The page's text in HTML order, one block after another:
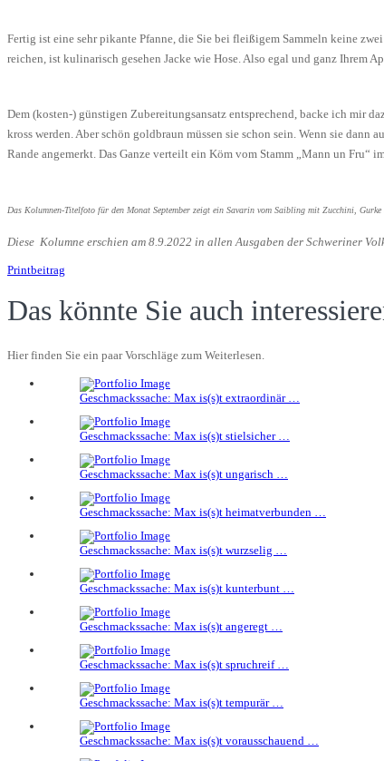
Fertig ist eine sehr pikante Pfanne, die Sie bei fleißigem Sammeln keine
reichen, ist kulinarisch gesehen Jacke wie Hose. Also egal und ganz Ihrem
Dem (kosten-) günstigen Zubereitungsansatz entsprechend, backe ich mir
kross werden. Aber schön goldbraun müssen sie schon sein. Wenn sie
Rande angemerkt. Das Ganze verteilt ein Köm vom Stamm „Mann un Fru“
Das Kolumnen-Titelfoto für den Monat September zeigt ein Savarin vom Saibling mit Zucchini,
Diese Kolumne erschien am 8.9.2022 in allen Ausgaben der Schweriner
Printbeitrag
Das könnte Sie auch
Hier finden Sie ein paar Vorschläge zum Weiterlesen.
Geschmackssache: Max is(s)t extraordinär …
Geschmackssache: Max is(s)t stielsicher …
Geschmackssache: Max is(s)t ungarisch …
Geschmackssache: Max is(s)t heimatverbunden …
Geschmackssache: Max is(s)t wurzselig …
Geschmackssache: Max is(s)t kunterbunt …
Geschmackssache: Max is(s)t angeregt …
Geschmackssache: Max is(s)t spruchreif …
Geschmackssache: Max is(s)t tempurär …
Geschmackssache: Max is(s)t vorausschauend …